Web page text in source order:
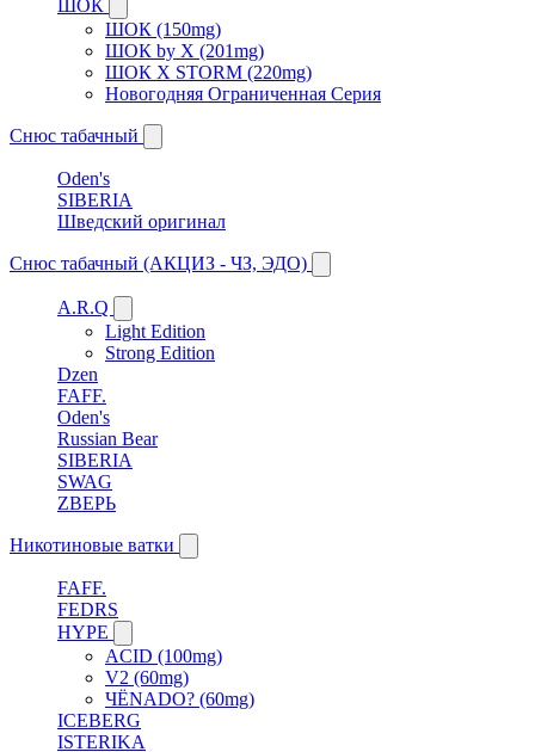
ШОК
ШОК (150mg)
ШОК by X (201mg)
ШОК X STORM (220mg)
Новогодняя Ограниченная Серия
Снюс табачный
Oden's
SIBERIA
Шведский оригинал
Снюс табачный (АКЦИЗ - ЧЗ, ЭДО)
A.R.Q
Light Edition
Strong Edition
Dzen
FAFF.
Oden's
Russian Bear
SIBERIA
SWAG
ZВЕРЬ
Никотиновые ватки
FAFF.
FEDRS
HYPE
ACID (100mg)
V2 (60mg)
ЧЁNADO? (60mg)
ICEBERG
ISTERIKA